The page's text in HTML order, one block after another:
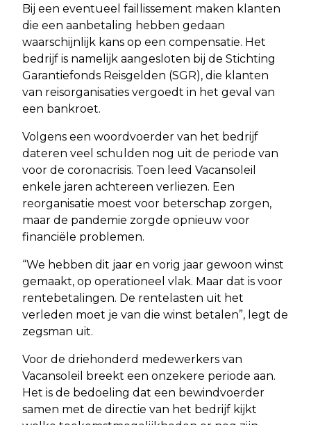
Bij een eventueel faillissement maken klanten
die een aanbetaling hebben gedaan
waarschijnlijk kans op een compensatie. Het
bedrijf is namelijk aangesloten bij de Stichting
Garantiefonds Reisgelden (SGR), die klanten
van reisorganisaties vergoedt in het geval van
een bankroet.
Volgens een woordvoerder van het bedrijf
dateren veel schulden nog uit de periode van
voor de coronacrisis. Toen leed Vacansoleil
enkele jaren achtereen verliezen. Een
reorganisatie moest voor beterschap zorgen,
maar de pandemie zorgde opnieuw voor
financiële problemen.
“We hebben dit jaar en vorig jaar gewoon winst
gemaakt, op operationeel vlak. Maar dat is voor
rentebetalingen. De rentelasten uit het
verleden moet je van die winst betalen”, legt de
zegsman uit.
Voor de driehonderd medewerkers van
Vacansoleil breekt een onzekere periode aan.
Het is de bedoeling dat een bewindvoerder
samen met de directie van het bedrijf kijkt